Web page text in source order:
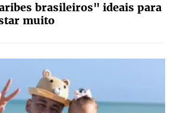
brasileiros" ideais para
muito